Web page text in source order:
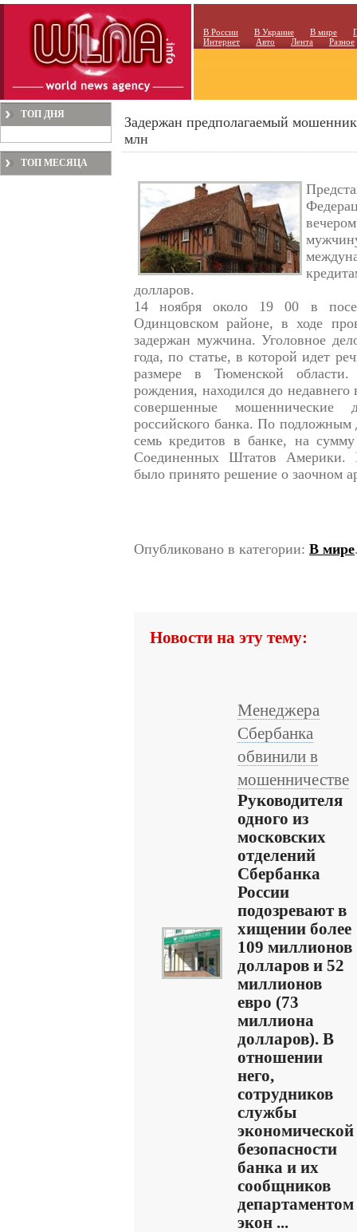
В России В Украине В мире
Интернет
Авто Лента Разное
ТОП ДНЯ
ТОП МЕСЯЦА
Задержан предполагаемый
млн
долларов.
14 ноября около 19 00 в
Одинцовском районе, в ходе
задержан мужчина. Уголовное
года, по статье, в которой идет
размере в Тюменской
рождения, находился до
совершенные мошеннические
российского банка. По
семь кредитов в банке, на
Соединенных Штатов Америки.
было принято решение о заочном
Опубликовано в категории: В мире
Новости на эту тему:
Менеджера
Сбербанка
обвинили в
мошенничестве
Руководителя
одного из
московских
отделений
Сбербанка
России
подозревают в
хищении более
109 миллионов
долларов и 52
миллионов
евро (73
миллиона
долларов). В
отношении
него,
сотрудников
службы
экономической
безопасности
банка и их
сообщников
департаментом
экон ...